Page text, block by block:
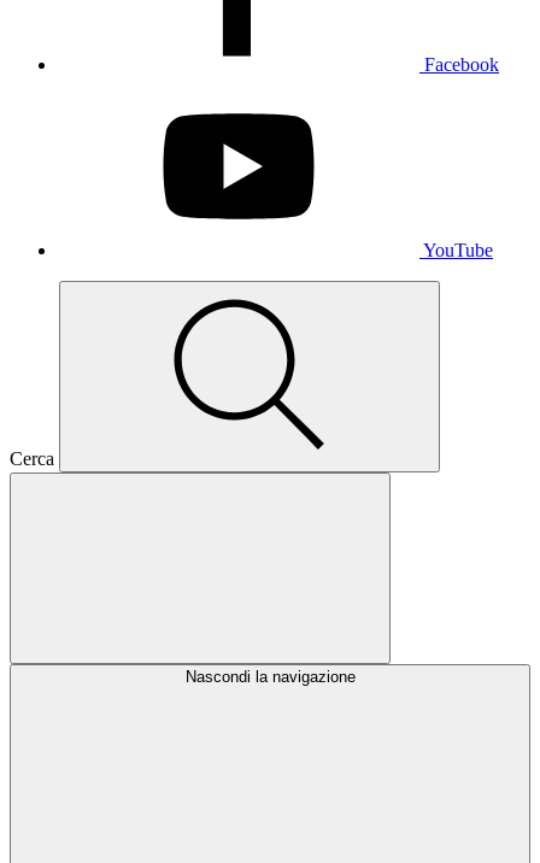
Facebook
YouTube
Cerca
Nascondi la navigazione